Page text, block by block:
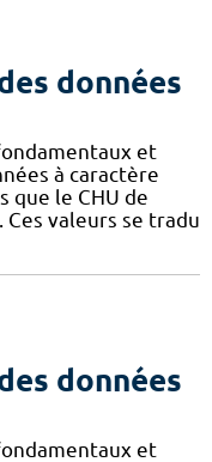
données
et
à caractère
que le CHU de
valeurs se tradu
données
et